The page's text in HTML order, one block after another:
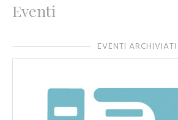
Eventi
EVENTI ARCHIVIATI